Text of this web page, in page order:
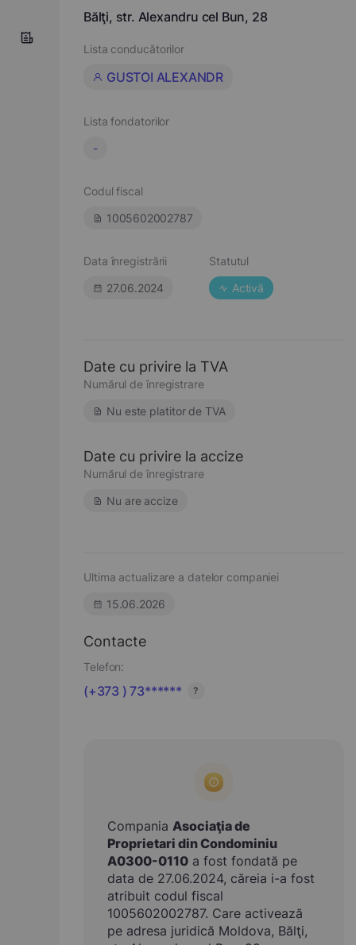
Bălţi, str. Alexandru cel Bun, 28
Lista conducătorilor
GUSTOI ALEXANDR
Lista fondatorilor
-
Codul fiscal
1005602002787
Data înregistrării
27.06.2024
Statutul
Activă
Date cu privire la TVA
Numărul de înregistrare
Nu este platitor de TVA
Date cu privire la accize
Numărul de înregistrare
Nu are accize
Ultima actualizare a datelor companiei
15.06.2026
Contacte
Telefon:
(+373 ) 73****** ?
Compania Asociaţia de
Proprietari din Condominiu
A0300-0110 a fost fondată pe
data de 27.06.2024, căreia i-a fost
atribuit codul fiscal
1005602002787. Care activează
pe adresa juridică Moldova, Bălţi,